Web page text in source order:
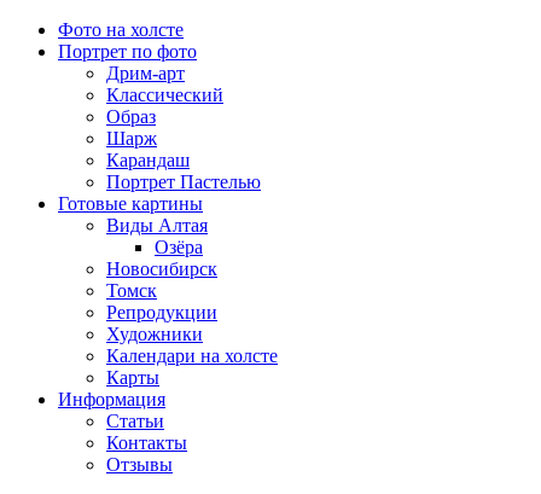
Фото на холсте
Портрет по фото
Дрим-арт
Классический
Образ
Шарж
Карандаш
Портрет Пастелью
Готовые картины
Виды Алтая
Озёра
Новосибирск
Томск
Репродукции
Художники
Календари на холсте
Карты
Информация
Статьи
Контакты
Отзывы